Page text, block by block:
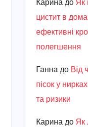
Каринадо Як
цистит в
ефективні
полегшення
Ганнадо Від
пісок у
та ризики
Каринадо Як